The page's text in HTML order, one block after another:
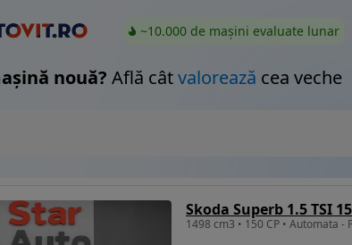
~10.000 de mașini evaluate lunar
nouă? Află câtvalorează cea veche